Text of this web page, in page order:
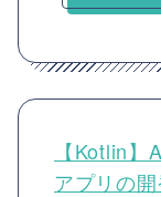
【Kotlin
アプリの